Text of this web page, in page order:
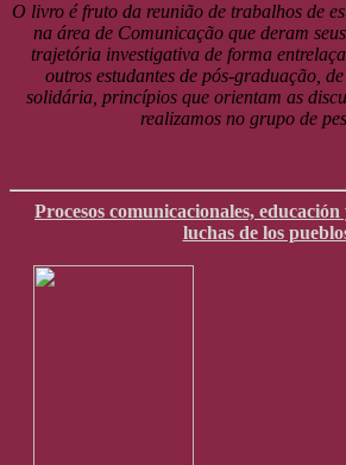
O livro é fruto da reunião de trabalhos de
na área de Comunicação que deram
trajetória investigativa de forma
outros estudantes de pós-graduação,
solidária, princípios que orientam as
realizamos no grupo de
Procesos comunicacionales,
luchas de los